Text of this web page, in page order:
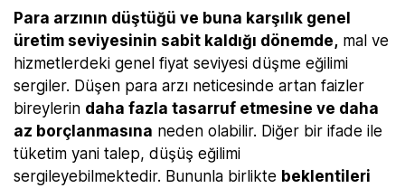
Para arzının düştüğü ve buna karşılık genel
üretim seviyesinin sabit kaldığı dönemde, mal ve
hizmetlerdeki genel fiyat seviyesi düşme eğilimi
sergiler. Düşen para arzı neticesinde artan faizler
bireylerin daha fazla tasarruf etmesine ve daha
az borçlanmasına neden olabilir. Diğer bir ifade ile
tüketim yani talep, düşüş eğilimi
sergileyebilmektedir. Bununla birlikte beklentileri